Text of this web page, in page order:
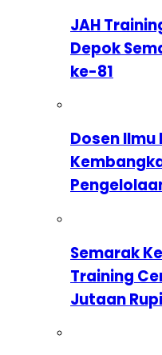
JAH
Depok
ke-81
Dosen Ilmu
Semarak
Training
Jutaan